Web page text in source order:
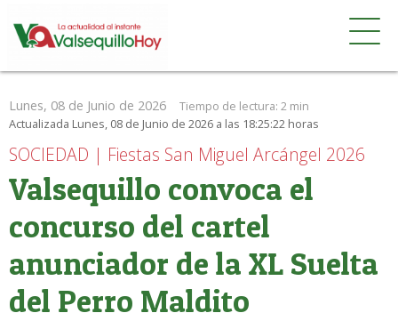
Lunes, 08 de Junio de 2026 Tiempo de lectura: 2 min
Actualizada Lunes, 08 de Junio de 2026 a las 18:25:22 horas
SOCIEDAD | Fiestas San Miguel Arcángel 2026
Valsequillo convoca el
concurso del cartel
anunciador de la XL Suelta
del Perro Maldito